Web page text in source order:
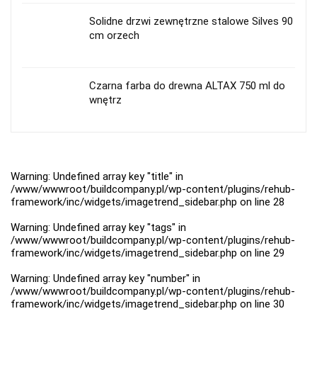
Solidne drzwi zewnętrzne stalowe Silves 90
cm orzech
Czarna farba do drewna ALTAX 750 ml do
wnętrz
Warning: Undefined array key "title" in
/www/wwwroot/buildcompany.pl/wp-content/plugins/rehub-
framework/inc/widgets/imagetrend_sidebar.php on line 28
Warning: Undefined array key "tags" in
/www/wwwroot/buildcompany.pl/wp-content/plugins/rehub-
framework/inc/widgets/imagetrend_sidebar.php on line 29
Warning: Undefined array key "number" in
/www/wwwroot/buildcompany.pl/wp-content/plugins/rehub-
framework/inc/widgets/imagetrend_sidebar.php on line 30